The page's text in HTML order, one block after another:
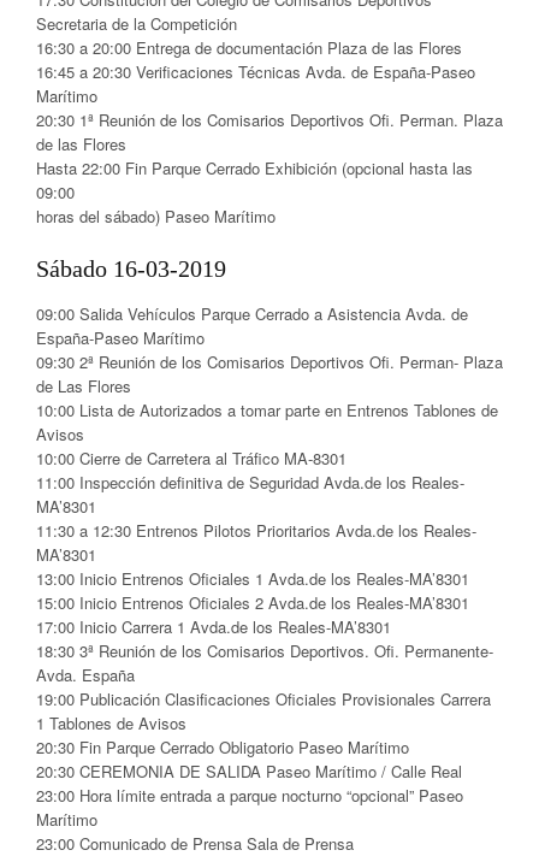
Secretaria de la Competición
16:30 a 20:00 Entrega de documentación Plaza de las Flores
16:45 a 20:30 Verificaciones Técnicas Avda. de España-Paseo
Marítimo
20:30 1ª Reunión de los Comisarios Deportivos Ofi. Perman. Plaza
de las Flores
Hasta 22:00 Fin Parque Cerrado Exhibición (opcional hasta las
09:00
horas del sábado) Paseo Marítimo
Sábado 16-03-2019
09:00 Salida Vehículos Parque Cerrado a Asistencia Avda. de
España-Paseo Marítimo
09:30 2ª Reunión de los Comisarios Deportivos Ofi. Perman- Plaza
de Las Flores
10:00 Lista de Autorizados a tomar parte en Entrenos Tablones de
Avisos
10:00 Cierre de Carretera al Tráfico MA-8301
11:00 Inspección definitiva de Seguridad Avda.de los Reales-
MA’8301
11:30 a 12:30 Entrenos Pilotos Prioritarios Avda.de los Reales-
MA’8301
13:00 Inicio Entrenos Oficiales 1 Avda.de los Reales-MA’8301
15:00 Inicio Entrenos Oficiales 2 Avda.de los Reales-MA’8301
17:00 Inicio Carrera 1 Avda.de los Reales-MA’8301
18:30 3ª Reunión de los Comisarios Deportivos. Ofi. Permanente-
Avda. España
19:00 Publicación Clasificaciones Oficiales Provisionales Carrera
1 Tablones de Avisos
20:30 Fin Parque Cerrado Obligatorio Paseo Marítimo
20:30 CEREMONIA DE SALIDA Paseo Marítimo / Calle Real
23:00 Hora límite entrada a parque nocturno “opcional” Paseo
Marítimo
23:00 Comunicado de Prensa Sala de Prensa